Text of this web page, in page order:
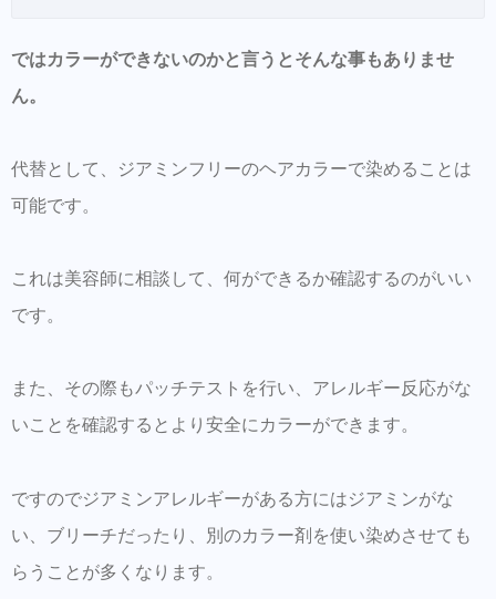
ではカラーができないのかと言うとそんな事もありませ
ん。
代替として、ジアミンフリーのヘアカラーで染めることは
可能です。
これは美容師に相談して、何ができるか確認するのがいい
です。
また、その際もパッチテストを行い、アレルギー反応がな
いことを確認するとより安全にカラーができます。
ですのでジアミンアレルギーがある方にはジアミンがな
い、ブリーチだったり、別のカラー剤を使い染めさせても
らうことが多くなります。